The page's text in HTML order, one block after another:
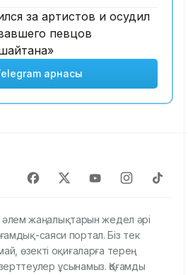
за артистов и осудил
певцов
арнасы
әлем жаңалықтарын жедел әрі
саяси портал. Біз тек
өзекті оқиғаларға терең
ұсынамыз. Қоғамды